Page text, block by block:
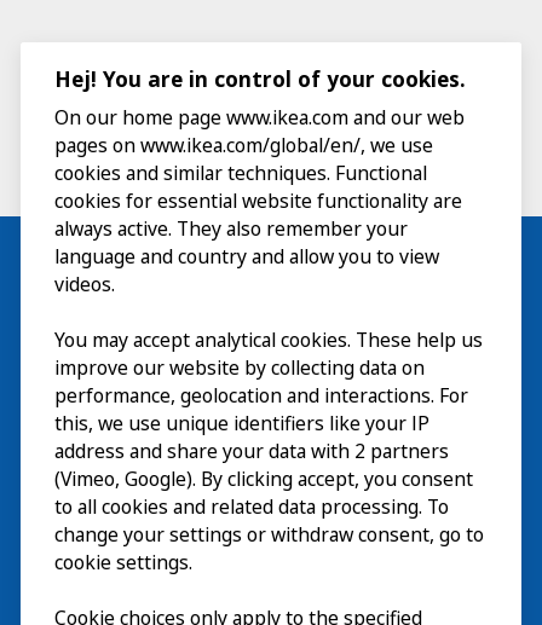
Besök
Utforska
På gång
Om
Hej! You are in control of your cookies.
On our home page www.ikea.com and our web
pages on www.ikea.com/global/en/, we use
cookies and similar techniques. Functional
cookies for essential website functionality are
always active. They also remember your
language and country and allow you to view
videos.
You may accept analytical cookies. These help us
improve our website by collecting data on
performance, geolocation and interactions. For
this, we use unique identifiers like your IP
address and share your data with 2 partners
(Vimeo, Google). By clicking accept, you consent
to all cookies and related data processing. To
change your settings or withdraw consent, go to
cookie settings.
Cookie choices only apply to the specified